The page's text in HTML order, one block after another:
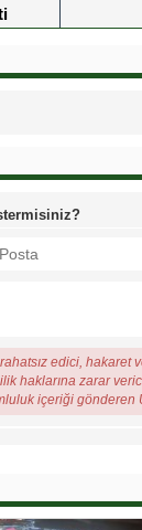
edici, hakaret
haklarına zarar
içeriği gönderen